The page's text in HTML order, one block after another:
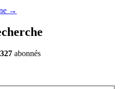
→
327 abonnés